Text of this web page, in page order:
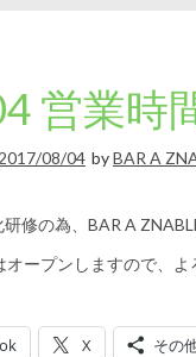
営業時
2017/08/04 byBAR A
修の為、BAR A
ープンしますので、よ
X その